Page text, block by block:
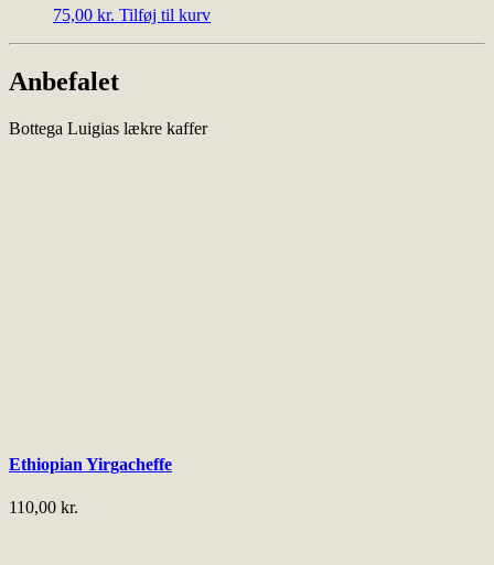
75,00 kr. Tilføj til kurv
Anbefalet
Bottega Luigias lækre kaffer
Ethiopian Yirgacheffe
110,00 kr.